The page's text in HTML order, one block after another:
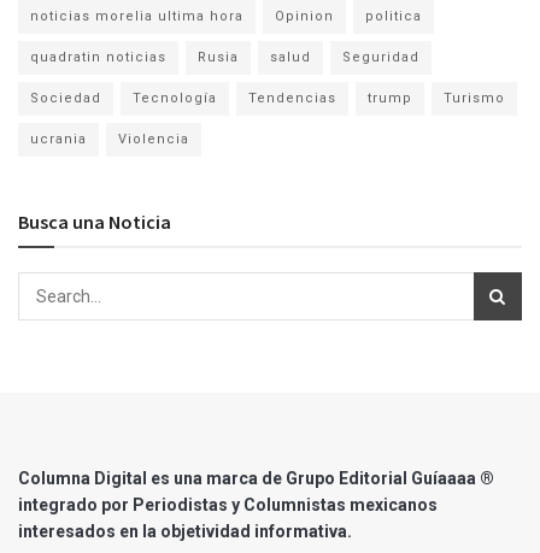
noticias morelia ultima hora Opinion politica
quadratin noticias Rusia salud Seguridad
Sociedad Tecnología Tendencias trump Turismo
ucrania Violencia
Busca una Noticia
Columna Digital es una marca de Grupo Editorial Guíaaaa ®
integrado por Periodistas y Columnistas mexicanos
interesados en la objetividad informativa.